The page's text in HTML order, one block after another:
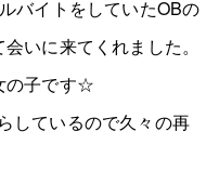
バイトをしていたOBの
いに来てくれました。
の子です☆
しているので久々の再